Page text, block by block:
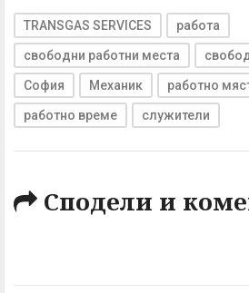
TRANSGAS SERVICES работа
свободни работни места
София Механик работно
работно време служители
Сподели и